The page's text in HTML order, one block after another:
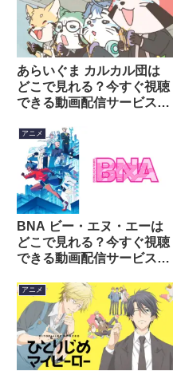
あらいぐま カルカル団は
どこで見れる？今すぐ視聴
できる動画配信サービスを
アニメ
BNA ビー・エヌ・エーは
どこで見れる？今すぐ視聴
できる動画配信サービスを
アニメ